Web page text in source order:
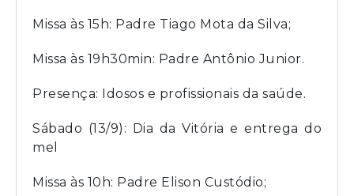
Missa às 15h: Padre Tiago Mota da Silva;
Missa às 19h30min: Padre Antônio Junior.
Presença: Idosos e profissionais da saúde.
Sábado (13/9): Dia da Vitória e entrega do
mel
Missa às 10h: Padre Elison Custódio;